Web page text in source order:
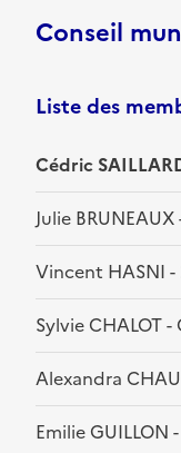
Conseil
Liste des
Cédric
Julie
Vincent HASNI
Sylvie CHALOT -
Alexandra
Emilie GUILLON